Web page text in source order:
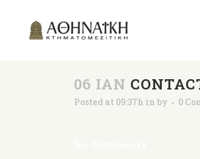
06 ΙΑΝ
Posted at 09:37h in by 0